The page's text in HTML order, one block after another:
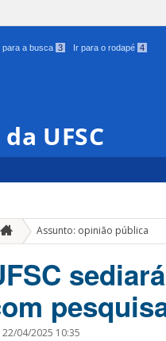
para a busca 3 Ir para o rodapé 4
UFSC
Assunto: opinião pública
22/04/2025 10:35